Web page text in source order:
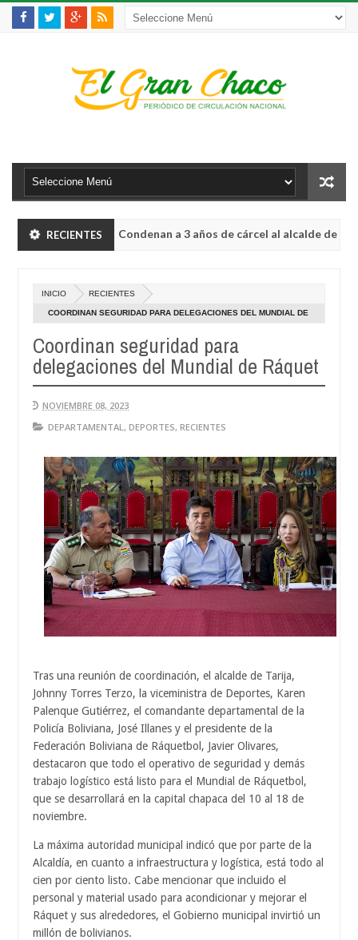
RECIENTES
INTERNACIONAL Condenan a 3 años de cárcel al alcalde de
04,
20260
INTERNACIONAL Condenan a 3 años de cárcel al alcalde de
Aug
04,
20260
INTERNACIONAL La víctima 150 de feminicidios en
INICIO RECIENTES
COORDINAN SEGURIDAD PARA DELEGACIONES DEL MUNDIAL DE
Coordinan seguridad para
delegaciones del Mundial de Ráquet
NOVIEMBRE 08, 2023
DEPARTAMENTAL , DEPORTES, RECIENTES
Tras una reunión de coordinación, el alcalde de Tarija,
Johnny Torres Terzo, la viceministra de Deportes, Karen
Palenque Gutiérrez, el comandante departamental de la
Policía Boliviana, José Illanes y el presidente de la
Federación Boliviana de Ráquetbol, Javier Olivares,
destacaron que todo el operativo de seguridad y demás
trabajo logístico está listo para el Mundial de Ráquetbol,
que se desarrollará en la capital chapaca del 10 al 18 de
noviembre.
La máxima autoridad municipal indicó que por parte de la
Alcaldía, en cuanto a infraestructura y logística, está todo al
cien por ciento listo. Cabe mencionar que incluido el
personal y material usado para acondicionar y mejorar el
Ráquet y sus alrededores, el Gobierno municipal invirtió un
millón de bolivianos.